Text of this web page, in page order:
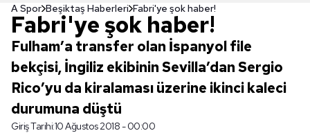
A Spor Beşiktaş Haberleri Fabri'ye şok haber!
Fabri'ye şok haber!
Fulham’a transfer olan İspanyol file
bekçisi, İngiliz ekibinin Sevilla’dan Sergio
Rico’yu da kiralaması üzerine ikinci kaleci
durumuna düştü
Giriş Tarihi:10 Ağustos 2018 - 00:00